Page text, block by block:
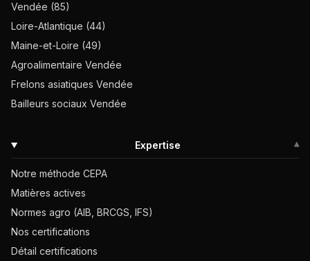
Vendée (85)
Loire-Atlantique (44)
Maine-et-Loire (49)
Agroalimentaire Vendée
Frelons asiatiques Vendée
Bailleurs sociaux Vendée
Expertise ▾
Notre méthode CEPA
Matières actives
Normes agro (AIB, BRCGS, IFS)
Nos certifications
Détail certifications